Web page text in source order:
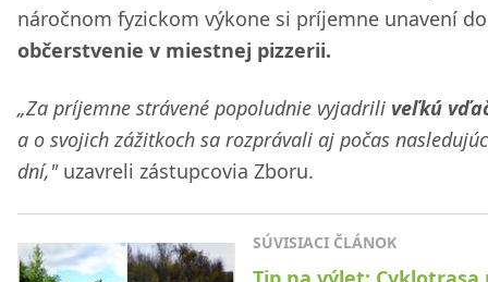
náročnom fyzickom výkone si príjemne unavení
občerstvenie v miestnej pizzerii.
„Za príjemne strávené popoludnie vyjadrili veľkú
a o svojich zážitkoch sa rozprávali aj počas
dní,"uzavreli zástupcovia Zboru.
SÚVISIACI ČLÁNOK